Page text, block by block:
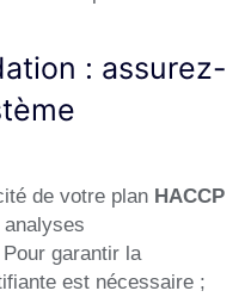
: assurez-
de votre plan HACCP
garantir la
est nécessaire ;